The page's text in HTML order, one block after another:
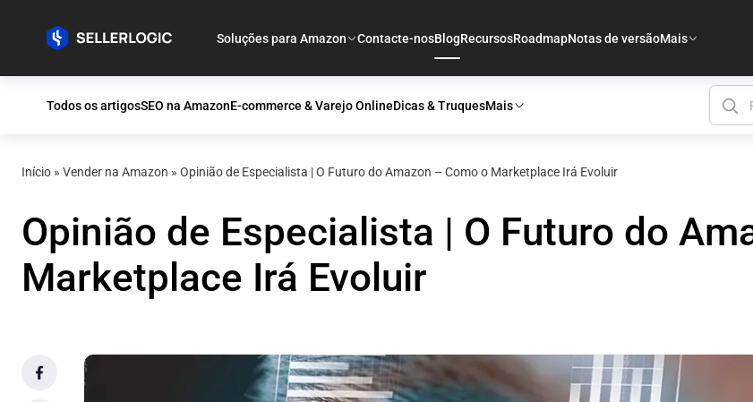
Soluções para Amazon Contacte-nosBlogRecursosRoadmapNotas de versãoMais
Todos os artigosSEO na AmazonE-commerce & Varejo OnlineDicas & TruquesMais
Início » Vender na Amazon » Opinião de Especialista | O Futuro do Amazon – Como o Marketplace Irá Evoluir
Opinião de Especialista | O Futuro do
Marketplace Irá Evoluir